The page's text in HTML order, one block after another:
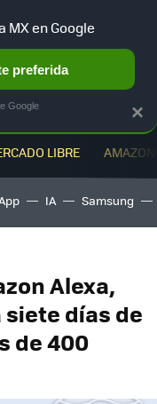
LIBRE
IA Samsung
Alexa,
días de
de 400
×
MX en Google
preferida
Google